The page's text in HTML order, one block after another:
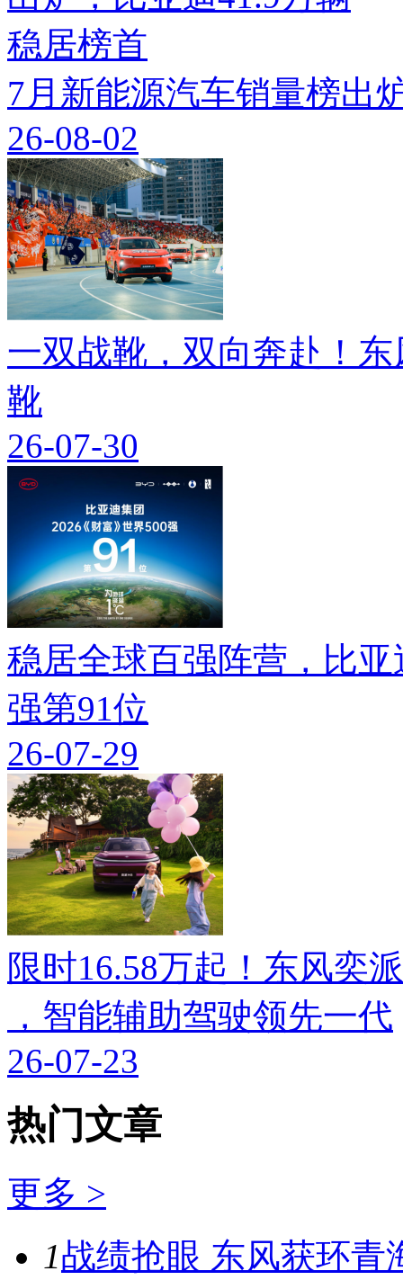
7月新能源汽车销量榜出
26-08-02
一双战靴，双向奔赴！
靴
26-07-30
稳居全球百强阵营，比
强第91位
26-07-29
限时16.58万起！东风奕
，智能辅助驾驶领先一代
26-07-23
热门文章
更多 >
1战绩抢眼 东风获环青